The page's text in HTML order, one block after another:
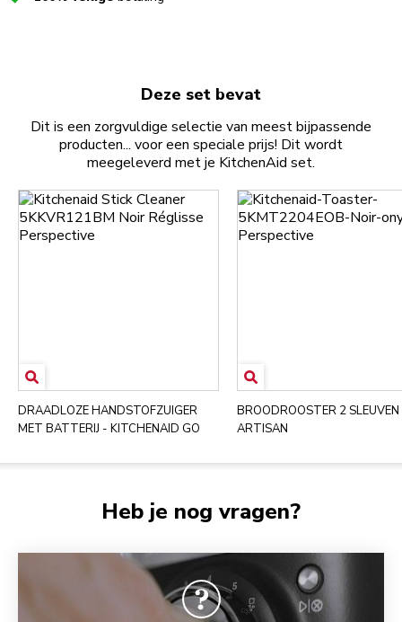
Deze set bevat
Dit is een zorgvuldige selectie van meest bijpassende
producten... voor een speciale prijs! Dit wordt
meegeleverd met je KitchenAid set.
DRAADLOZE HANDSTOFZUIGER
MET BATTERIJ - KITCHENAID GO
BROODROOSTER 2
ARTISAN
Heb je nog vragen?